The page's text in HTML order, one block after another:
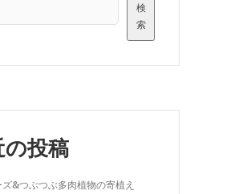
検
索
投稿
&つぶつぶ多肉植物の寄植え